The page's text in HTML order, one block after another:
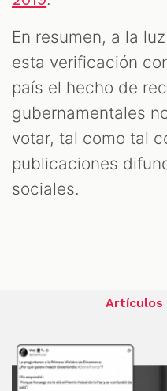
En resumen, a la
esta verificación
país el hecho de
gubernamentales
votar, tal como tal
publicaciones
sociales.
Artículos